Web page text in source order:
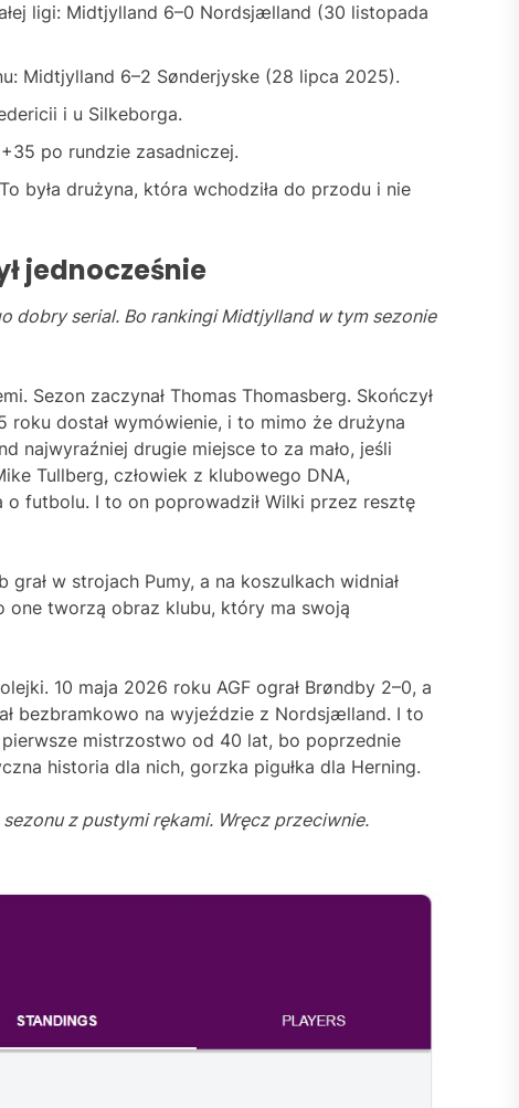
ligi: Midtjylland 6–0 Nordsjælland (30 listopada
Midtjylland 6–2 Sønderjyske (28 lipca 2025).
i u Silkeborga.
po rundzie zasadniczej.
była drużyna, która wchodziła do przodu i nie
jednocześnie
dobry serial. Bo rankingi Midtjylland w tym sezonie
Sezon zaczynał Thomas Thomasberg. Skończył
roku dostał wymówienie, i to mimo że drużyna
najwyraźniej drugie miejsce to za mało, jeśli
Tullberg, człowiek z klubowego DNA,
o futbolu. I to on poprowadził Wilki przez resztę
grał w strojach Pumy, a na koszulkach widniał
one tworzą obraz klubu, który ma swoją
10 maja 2026 roku AGF ograł Brøndby 2–0, a
bezbramkowo na wyjeździe z Nordsjælland. I to
pierwsze mistrzostwo od 40 lat, bo poprzednie
historia dla nich, gorzka pigułka dla Herning.
z pustymi rękami. Wręcz przeciwnie.